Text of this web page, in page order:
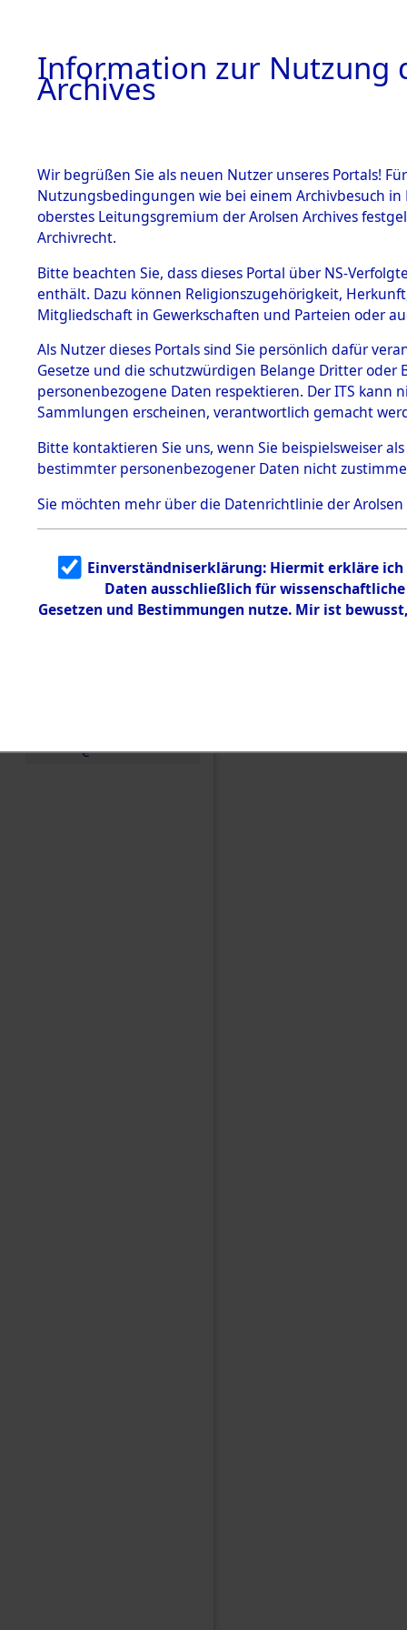
BESTÄNDE
1.
mente
5. Verschiedenes
5.3
Todesmärsche
5.3.1 Alliierte
Erhebungen
zu
Todesmärsch
en
5.3.2
Identifizierun
g
5.3.3
Todesmärsch
e
→0007
Information zur Nutzung
Archives
Wir begrüßen Sie als neuen Nutzer unseres Portals!
Nutzungsbedingungen wie bei einem Archivbesuch
oberstes Leitungsgremium der Arolsen Archives
Archivrecht.
Bitte beachten Sie, dass dieses Portal über NS-
enthält. Dazu können Religionszugehörigkeit,
Mitgliedschaft in Gewerkschaften und Parteien oder
Als Nutzer dieses Portals sind Sie persönlich dafür
Gesetze und die schutzwürdigen Belange Dritter
personenbezogene Daten respektieren. Der ITS
Sammlungen erscheinen, verantwortlich gemacht
Bitte kontaktieren Sie uns, wenn Sie beispielsweiser
bestimmter personenbezogener Daten nicht
Sie möchten mehr über die Datenrichtlinie der Arolsen
Einverständniserklärung: Hiermit erkläre
Daten ausschließlich für
Gesetzen und Bestimmungen nutze. Mir ist